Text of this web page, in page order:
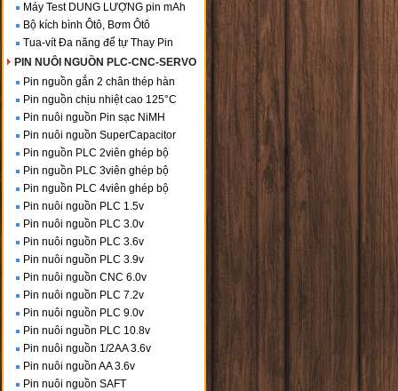
Máy Test DUNG LƯỢNG pin mAh
Bộ kích bình Ôtô, Bơm Ôtô
Tua-vít Đa năng để tự Thay Pin
PIN NUÔI NGUỒN PLC-CNC-SERVO
Pin nguồn gắn 2 chân thép hàn
Pin nguồn chịu nhiệt cao 125°C
Pin nuôi nguồn Pin sạc NiMH
Pin nuôi nguồn SuperCapacitor
Pin nguồn PLC 2viên ghép bộ
Pin nguồn PLC 3viên ghép bộ
Pin nguồn PLC 4viên ghép bộ
Pin nuôi nguồn PLC 1.5v
Pin nuôi nguồn PLC 3.0v
Pin nuôi nguồn PLC 3.6v
Pin nuôi nguồn PLC 3.9v
Pin nuôi nguồn CNC 6.0v
Pin nuôi nguồn PLC 7.2v
Pin nuôi nguồn PLC 9.0v
Pin nuôi nguồn PLC 10.8v
Pin nuôi nguồn 1/2AA 3.6v
Pin nuôi nguồn AA 3.6v
Pin nuôi nguồn SAFT